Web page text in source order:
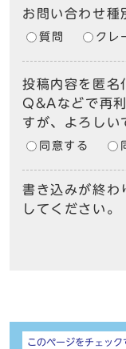
お問い合わせ種
質問 クレ
投稿内容を匿名
Q&Aなどで再
すが、よろしい
同意する
書き込みが終わ
してください。
しおり
このページをチェック